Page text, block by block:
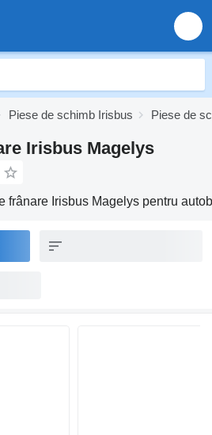
Piese de schimb Irisbus Piese de
Irisbus Magelys
frânare Irisbus Magelys pentru